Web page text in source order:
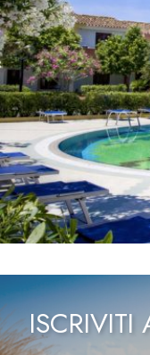
ISCRIVITI